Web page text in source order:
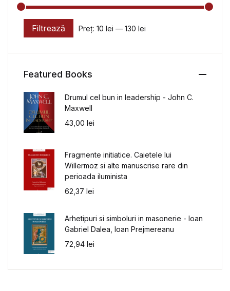
Preț minim
Preț maxim
Filtrează Preț: 10 lei — 130 lei
Featured Books
Drumul cel bun in leadership - John C.
Maxwell
43,00 lei
Fragmente initiatice. Caietele lui
Willermoz si alte manuscrise rare din
perioada iluminista
62,37 lei
Arhetipuri si simboluri in masonerie - Ioan
Gabriel Dalea, Ioan Prejmereanu
72,94 lei